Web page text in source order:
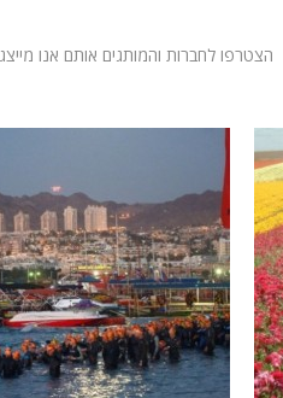
הצטרפו לחברות והמותגים אותם אנו